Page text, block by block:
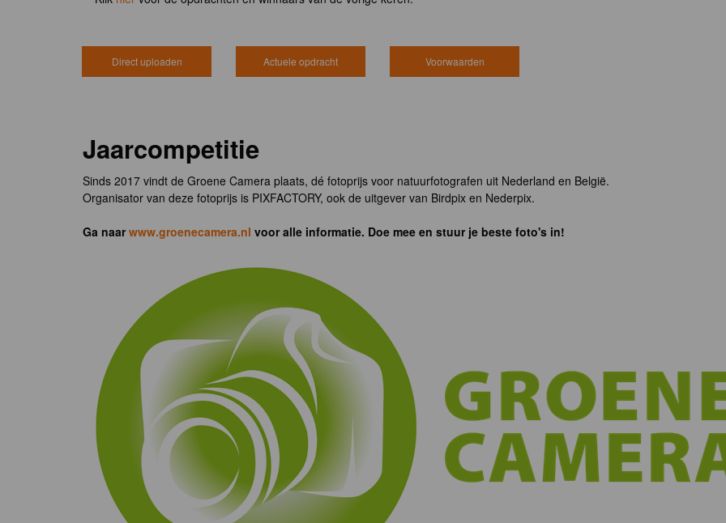
Direct uploaden Actuele opdracht Voorwaarden
Jaarcompetitie
Sinds 2017 vindt de Groene Camera plaats, dé fotoprijs voor natuurfotografen uit Nederland en België.
Organisator van deze fotoprijs is PIXFACTORY, ook de uitgever van Birdpix en Nederpix.
Ga naarwww.groenecamera.nl voor alle informatie. Doe mee en stuur je beste foto's in!